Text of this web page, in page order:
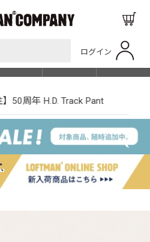
ログイン
SHOP LIST
】50周年 H.D. Track Pant